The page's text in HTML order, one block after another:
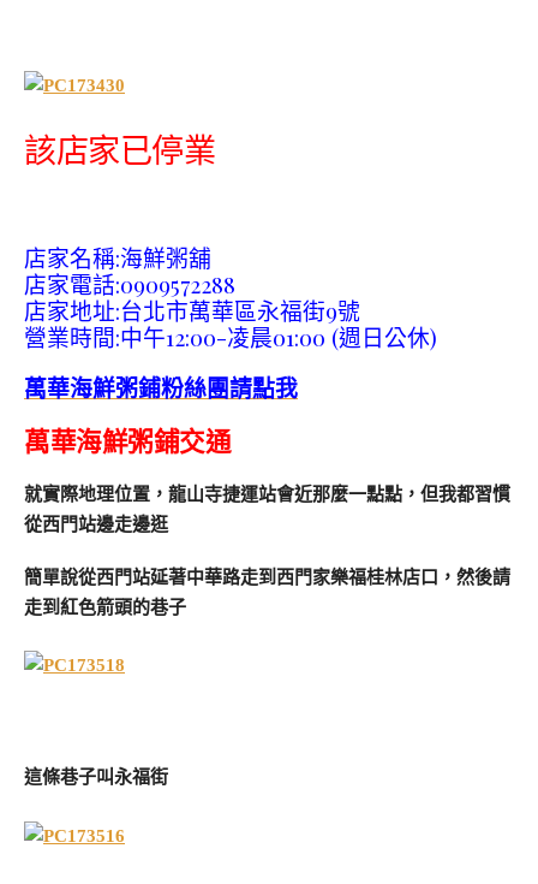
該店家已停業
店家名稱:海鮮粥舖
店家電話:0909572288
店家地址:台北市萬華區永福街9號
營業時間:中午12:00-凌晨01:00 (週日公休)
萬華海鮮粥鋪粉絲團請點我
萬華海鮮粥鋪交通
就實際地理位置，龍山寺捷運站會近那麼一點點，但我都習慣
從西門站邊走邊逛
簡單說從西門站延著中華路走到西門家樂福桂林店口，然後請
走到紅色箭頭的巷子
這條巷子叫永福街